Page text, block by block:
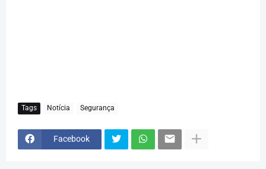
Tags Notícia Segurança
Facebook